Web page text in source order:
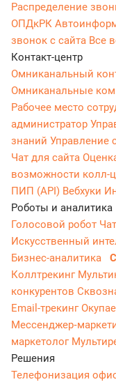
Распределение
ОПДкРК
звонок с сайта Все
Контакт-центр
Омниканальный
Омниканальные
Рабочее место
администратор
знаний Управление
Чат для сайта
возможности колл-
ПИП (API) Вебхуки
Роботы и аналитика
Голосовой робот
Искусственный
Бизнес-аналитика
Коллтрекинг
конкурентов
Email-трекинг
маркетолог
Решения
Телефонизация